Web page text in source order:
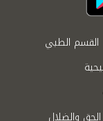
القسم الطبي
الحق والضلال